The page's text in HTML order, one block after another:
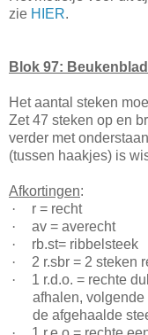
zie HIER.
Blok 97:
Het aantal steken
Zet 47 steken op en
verder met
(tussen haakjes) is
Afkortingen:
·
r = recht
·
av = averecht
·
rb.st= ribbelsteek
·
2 r.sbr = 2 steken
·
1 r.d.o. = rechte
afhalen, volgende
de afgehaalde